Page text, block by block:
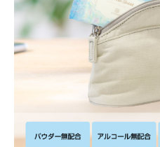
発売元
株式会社スヴェンソン
お肌に異常が生じていないか
使用中または使用後に赤み・
現れた場合は、 直ちに使用を